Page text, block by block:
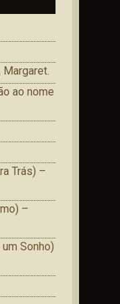
Margaret.
ao nome
Trás) –
–
Sonho)